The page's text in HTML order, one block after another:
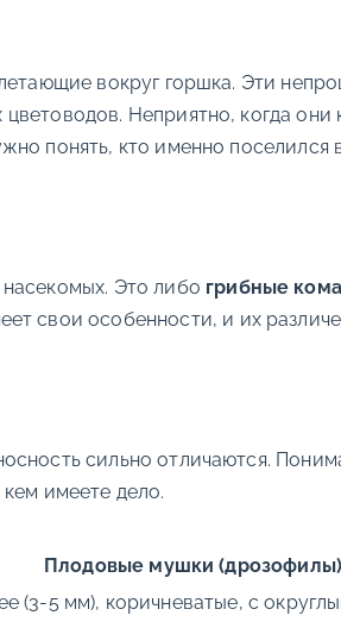
вокруг горшка. Эти
Неприятно, когда они
понять, кто именно поселился
насекомых. Это либо грибные
свои особенности, и их
сильно отличаются.
имеете дело.
Плодовые мушки (дрозофилы)
(3-5 мм), коричневатые, с